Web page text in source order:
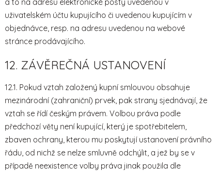
uživatelském účtu kupujícího či uvedenou kupujícím v
objednávce, resp. na adresu uvedenou na webové
stránce prodávajícího.
12. ZÁVĚREČNÁ USTANOVENÍ
12.1. Pokud vztah založený kupní smlouvou obsahuje
mezinárodní (zahraniční) prvek, pak strany sjednávají, že
vztah se řídí českým právem. Volbou práva podle
předchozí věty není kupující, který je spotřebitelem,
zbaven ochrany, kterou mu poskytují ustanovení právního
řádu, od nichž se nelze smluvně odchýlit, a jež by se v
případě neexistence volby práva jinak použila dle